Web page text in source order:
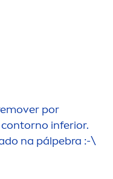
por
inferior.
na pálpebra :-\